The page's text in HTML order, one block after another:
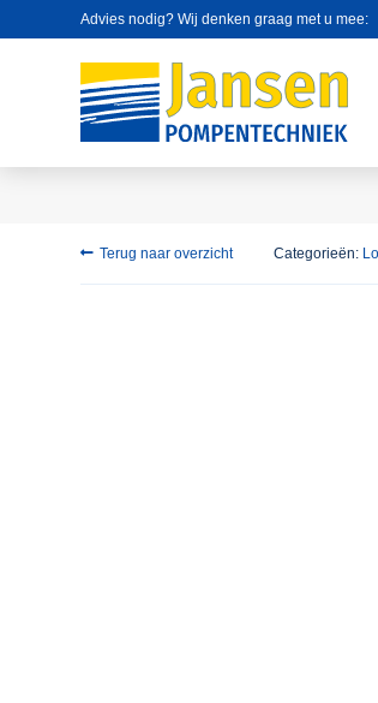
Advies nodig? Wij denken graag met u mee:
Terug naar overzicht Categorieën: